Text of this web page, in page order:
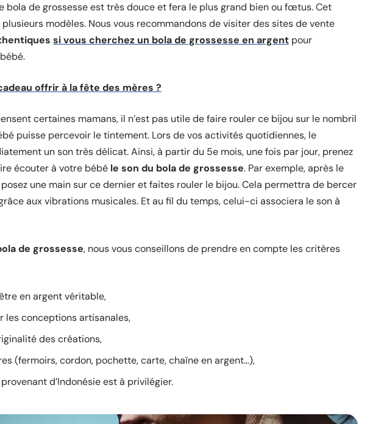
bola de grossesse est très douce et fera le plus grand bien ou fœtus. Cet
modèles. Nous vous recommandons de visiter des sites de vente
si vous cherchez un bola de grossesse en argent pour
offrir à la fête des mères ?
certaines mamans, il n’est pas utile de faire rouler ce bijou sur le nombril
puisse percevoir le tintement. Lors de vos activités quotidiennes, le
un son très délicat. Ainsi, à partir du 5e mois, une fois par jour, prenez
écouter à votre bébé le son du bola de grossesse. Par exemple, après le
une main sur ce dernier et faites rouler le bijou. Cela permettra de bercer
aux vibrations musicales. Et au fil du temps, celui-ci associera le son à
de grossesse, nous vous conseillons de prendre en compte les critères
en argent véritable,
les conceptions artisanales,
des créations,
(fermoirs, cordon, pochette, carte, chaîne en argent…),
d’Indonésie est à privilégier.